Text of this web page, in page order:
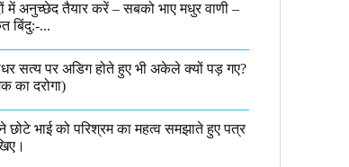
में अनुच्छेद तैयार करें – सबको भाए मधुर वाणी –
बिंदु:-...
सत्य पर अडिग होते हुए भी अकेले क्यों पड़ गए?
का दरोगा)
छोटे भाई को परिश्रम का महत्व समझाते हुए पत्र